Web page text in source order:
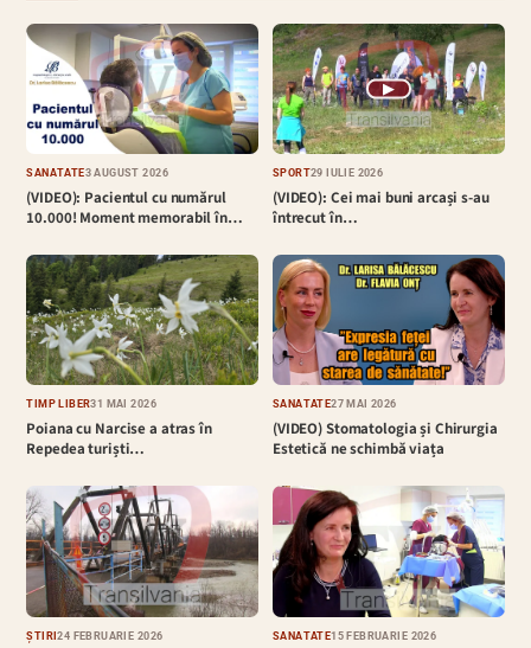
SĂNĂTATE3 AUGUST 2026
(VIDEO): Pacientul cu numărul
10.000! Moment memorabil în…
▶
SPORT29 IULIE 2026
(VIDEO): Cei mai buni arcași s-au
întrecut în…
TIMP LIBER31 MAI 2026
Poiana cu Narcise a atras în
Repedea turiști…
SĂNĂTATE27 MAI 2026
(VIDEO) Stomatologia și Chirurgia
Estetică ne schimbă viața
ȘTIRI24 FEBRUARIE 2026 SĂNĂTATE15 FEBRUARIE 2026